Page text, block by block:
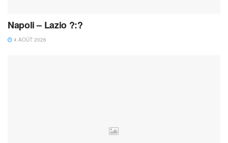
Napoli – Lazio ?:?
4 AOÛT 2026